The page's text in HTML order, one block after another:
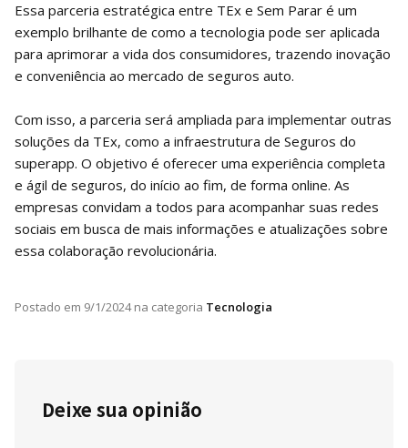
Essa parceria estratégica entre TEx e Sem Parar é um
exemplo brilhante de como a tecnologia pode ser aplicada
para aprimorar a vida dos consumidores, trazendo inovação
e conveniência ao mercado de seguros auto.
Com isso, a parceria será ampliada para implementar outras
soluções da TEx, como a infraestrutura de Seguros do
superapp. O objetivo é oferecer uma experiência completa
e ágil de seguros, do início ao fim, de forma online. As
empresas convidam a todos para acompanhar suas redes
sociais em busca de mais informações e atualizações sobre
essa colaboração revolucionária.
Postado em 9/1/2024na categoria Tecnologia
Deixe sua opinião